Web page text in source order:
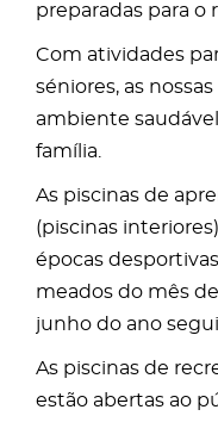
preparadas para o
Com atividades
séniores, as
ambiente
família.
As piscinas de
(piscinas
épocas
meados do mês
junho do ano
As piscinas de
estão abertas ao